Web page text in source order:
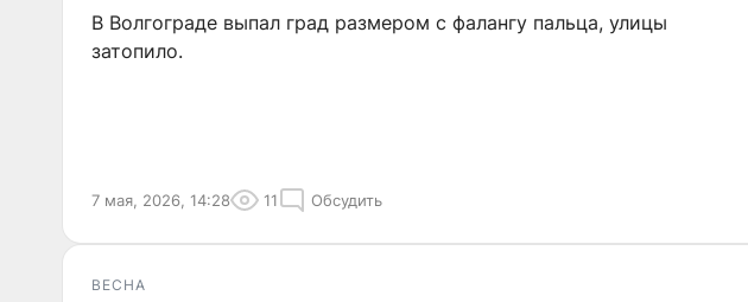
В Волгограде выпал град размером с фалангу пальца, улицы
затопило.
7 мая, 2026, 14:28 11 Обсудить
ВЕСНА